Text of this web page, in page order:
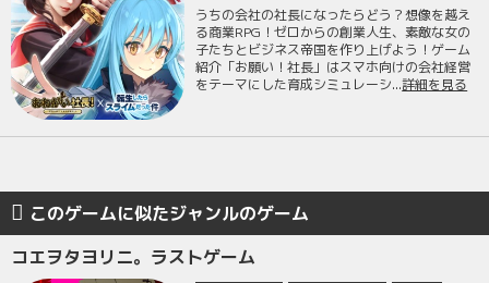
うちの会社の社長になったらどう？想像を越え
る商業RPG！ゼロからの創業人生、素敵な女の
子たちとビジネス帝国を作り上げよう！ゲーム
紹介「お願い！社長」はスマホ向けの会社経営
をテーマにした育成シミュレーシ...詳細を見る
このゲームに似たジャンルのゲーム
コエヲタヨリニ。ラストゲーム